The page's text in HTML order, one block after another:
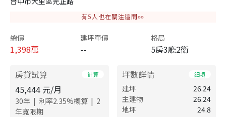
有5 人也在關注這間👀
總價
1,398萬
建坪單價
--
格局
5房3廳2衛
房貸試算 計算
45,444 元/月
30年 | 利率2.35%概算 | 2
年寬限期
坪數詳情 細項
建坪
26.24
主建物
26.24
地坪
24.8